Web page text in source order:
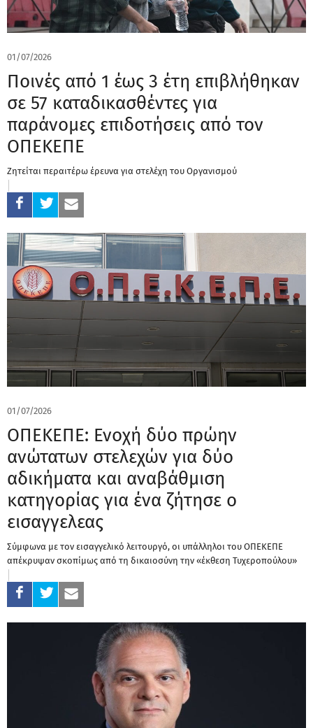
01/07/2026
Ποινές από 1 έως 3 έτη επιβλήθηκαν
σε 57 καταδικασθέντες για
παράνομες επιδοτήσεις από τον
ΟΠΕΚΕΠΕ
Ζητείται περαιτέρω έρευνα για στελέχη του Οργανισμού
01/07/2026
ΟΠΕΚΕΠΕ: Ενοχή δύο πρώην
ανώτατων στελεχών για δύο
αδικήματα και αναβάθμιση
κατηγορίας για ένα ζήτησε ο
εισαγγελεας
Σύμφωνα με τον εισαγγελικό λειτουργό, οι υπάλληλοι του ΟΠΕΚΕΠΕ
απέκρυψαν σκοπίμως από τη δικαιοσύνη την «έκθεση Τυχεροπούλου»